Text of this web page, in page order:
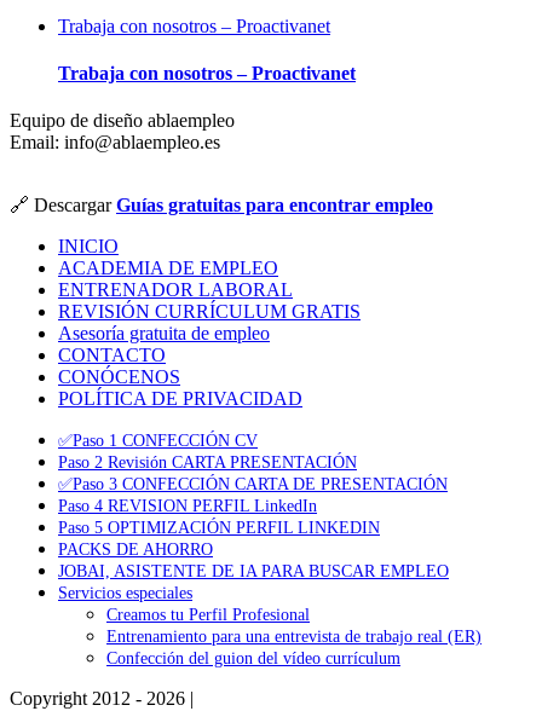
Trabaja con nosotros – Proactivanet
Trabaja con nosotros – Proactivanet
Equipo de diseño ablaempleo
Email: info@ablaempleo.es
🔗 DescargarGuías gratuitas para encontrar empleo
INICIO
ACADEMIA DE EMPLEO
ENTRENADOR LABORAL
REVISIÓN CURRÍCULUM GRATIS
Asesoría gratuita de empleo
CONTACTO
CONÓCENOS
POLÍTICA DE PRIVACIDAD
✅Paso 1 CONFECCIÓN CV
Paso 2 Revisión CARTA PRESENTACIÓN
✅Paso 3 CONFECCIÓN CARTA DE PRESENTACIÓN
Paso 4 REVISION PERFIL LinkedIn
Paso 5 OPTIMIZACIÓN PERFIL LINKEDIN
PACKS DE AHORRO
JOBAI, ASISTENTE DE IA PARA BUSCAR EMPLEO
Servicios especiales
Creamos tu Perfil Profesional
Entrenamiento para una entrevista de trabajo real (ER)
Confección del guion del vídeo currículum
Copyright 2012 - 2026 |